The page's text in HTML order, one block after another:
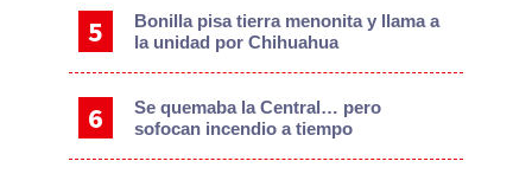
Bonilla pisa tierra menonita y llama a
la unidad por Chihuahua
Se quemaba la Central… pero
sofocan incendio a tiempo